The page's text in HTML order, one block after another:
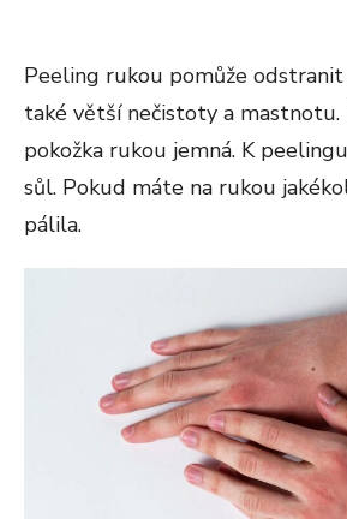
Peeling rukou pomůže
také větší nečistoty a
pokožka rukou jemná. K
sůl. Pokud máte na rukou
pálila.